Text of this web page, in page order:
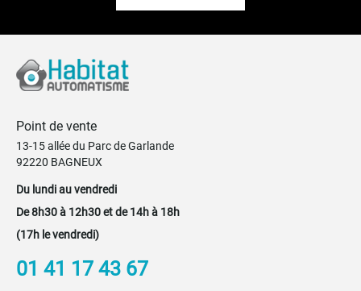
Point de vente
13-15 allée du Parc de Garlande
92220 BAGNEUX
Du lundi au vendredi
De 8h30 à 12h30 et de 14h à 18h
(17h le vendredi)
01 41 17 43 67